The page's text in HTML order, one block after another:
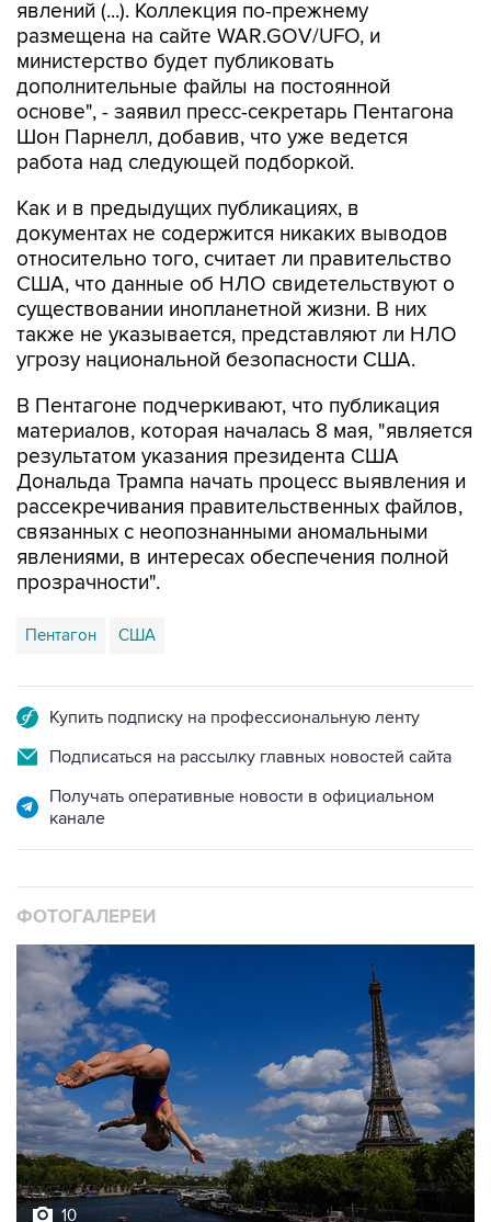
явлений (...). Коллекция по-прежнему
размещена на сайте WAR.GOV/UFO, и
министерство будет публиковать
дополнительные файлы на постоянной
основе", - заявил пресс-секретарь Пентагона
Шон Парнелл, добавив, что уже ведется
работа над следующей подборкой.
Как и в предыдущих публикациях, в
документах не содержится никаких выводов
относительно того, считает ли правительство
США, что данные об НЛО свидетельствуют о
существовании инопланетной жизни. В них
также не указывается, представляют ли НЛО
угрозу национальной безопасности США.
В Пентагоне подчеркивают, что публикация
материалов, которая началась 8 мая, "является
результатом указания президента США
Дональда Трампа начать процесс выявления и
рассекречивания правительственных файлов,
связанных с неопознанными аномальными
явлениями, в интересах обеспечения полной
прозрачности".
Пентагон США
Купить подписку на профессиональную ленту
Подписаться на рассылку главных новостей сайта
Получать оперативные новости в официальном
канале
ФОТОГАЛЕРЕИ
10